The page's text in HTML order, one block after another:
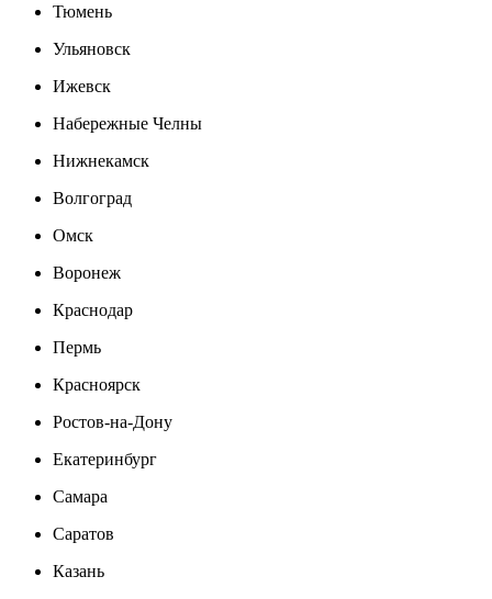
Тюмень
Ульяновск
Ижевск
Набережные Челны
Нижнекамск
Волгоград
Омск
Воронеж
Краснодар
Пермь
Красноярск
Ростов-на-Дону
Екатеринбург
Самара
Саратов
Казань